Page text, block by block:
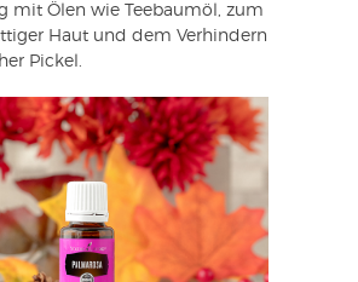
mit Ölen wie Teebaumöl, zum
Haut und dem Verhindern
Pickel.